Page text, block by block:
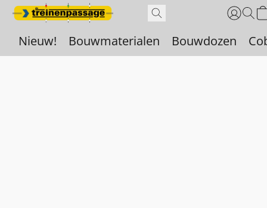
Nieuw! Bouwmaterialen Bouwdozen